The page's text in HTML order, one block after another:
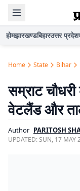
होमझारखण्डबिहारउत्तर प्रदेश
Home State Bihar
सम्राट
वेटलैंड और
Author PARITOSH
UPDATED:SUN, 17 MAY